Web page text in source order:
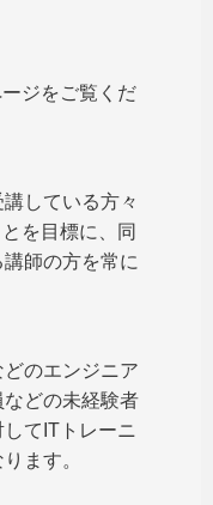
ジをご覧くだ
している方々
を目標に、同
師の方を常に
のエンジニア
どの未経験者
てITトレーニ
ます。